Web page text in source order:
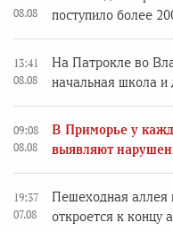
08.08
поступило более
13:41
08.08
На Патрокле во
начальная школа и
09:08
08.08
В Приморье у
выявляют
19:37
07.08
Пешеходная аллея
откроется к концу